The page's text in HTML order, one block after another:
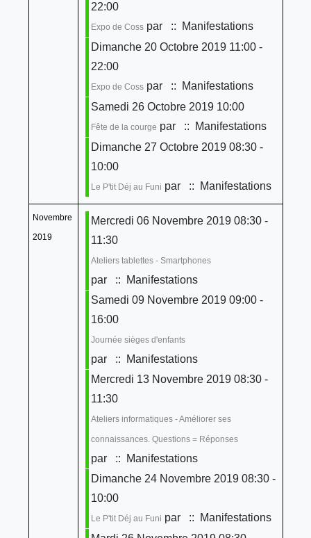
22:00
Expo de Cosspar
:: Manifestations
Dimanche 20 Octobre 2019 11:00 -
22:00
Expo de Cosspar
:: Manifestations
Samedi 26 Octobre 2019 10:00
Fête de la courge par
:: Manifestations
Dimanche 27 Octobre 2019 08:30 -
10:00
Le P'tit Déj au Funi par :: Manifestations
Novembre
2019
Mercredi 06 Novembre 2019 08:30 -
11:30
Ateliers tablettes - Smartphones
par
:: Manifestations
Samedi 09 Novembre 2019 09:00 -
16:00
Journée sièges d'enfants
par
:: Manifestations
Mercredi 13 Novembre 2019 08:30 -
11:30
Ateliers informatiques - Améliorer ses
connaissances. Questions = Réponses
par
:: Manifestations
Dimanche 24 Novembre 2019 08:30 -
10:00
Le P'tit Déj au Funi par
:: Manifestations